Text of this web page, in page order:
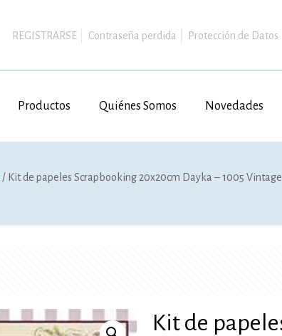
REGISTRARSE Contraseña perdida Protección de Datos
Productos Quiénes Somos Novedades
/ Kit de papeles Scrapbooking 20x20cm Dayka – 1005 Vintage
Kit de